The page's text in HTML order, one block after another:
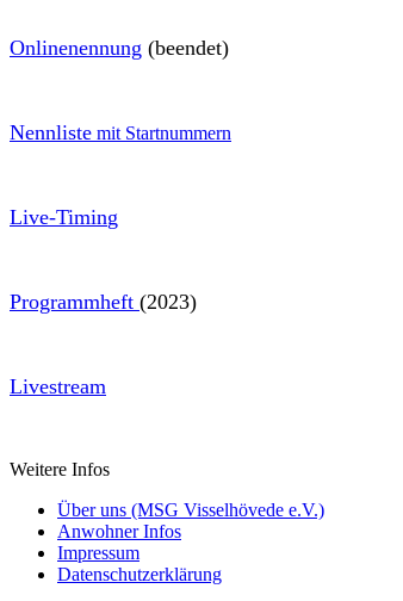
Onlinenennung (beendet)
Nennliste mit Startnummern
Live-Timing
Programmheft (2023)
Livestream
Weitere Infos
Über uns (MSG Visselhövede e.V.)
Anwohner Infos
Impressum
Datenschutzerklärung